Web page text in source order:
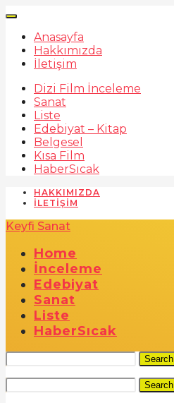
Anasayfa
Hakkımızda
İletişim
Dizi Film İnceleme
Sanat
Liste
Edebiyat – Kitap
Belgesel
Kısa Film
HaberSıcak
HAKKIMIZDA
İLETIŞIM
Keyfi Sanat
Home
İnceleme
Edebiyat
Sanat
Liste
HaberSıcak
Search
Search